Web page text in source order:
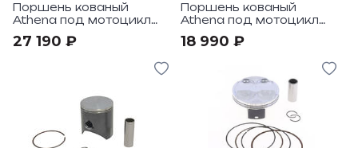
Поршень кованый
Athena под мотоцикл
27 190 ₽
Поршень кованый
Athena под мотоцикл
18 990 ₽